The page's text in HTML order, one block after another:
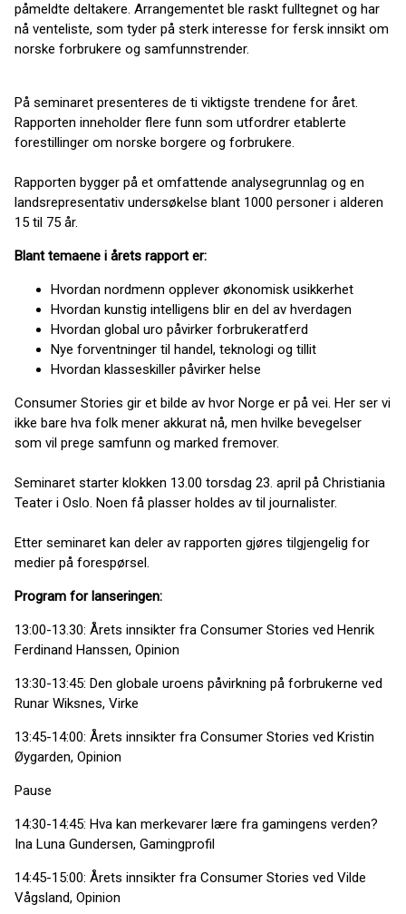
påmeldte deltakere. Arrangementet ble raskt fulltegnet og har
nå venteliste, som tyder på sterk interesse for fersk innsikt om
norske forbrukere og samfunnstrender.
På seminaret presenteres de ti viktigste trendene for året.
Rapporten inneholder flere funn som utfordrer etablerte
forestillinger om norske borgere og forbrukere.
Rapporten bygger på et omfattende analysegrunnlag og en
landsrepresentativ undersøkelse blant 1000 personer i alderen
15 til 75 år.
Blant temaene i årets rapport er:
Hvordan nordmenn opplever økonomisk usikkerhet
Hvordan kunstig intelligens blir en del av hverdagen
Hvordan global uro påvirker forbrukeratferd
Nye forventninger til handel, teknologi og tillit
Hvordan klasseskiller påvirker helse
Consumer Stories gir et bilde av hvor Norge er på vei. Her ser vi
ikke bare hva folk mener akkurat nå, men hvilke bevegelser
som vil prege samfunn og marked fremover.
Seminaret starter klokken 13.00 torsdag 23. april på Christiania
Teater i Oslo. Noen få plasser holdes av til journalister.
Etter seminaret kan deler av rapporten gjøres tilgjengelig for
medier på forespørsel.
Program for lanseringen:
13:00-13.30: Årets innsikter fra Consumer Stories ved Henrik
Ferdinand Hanssen, Opinion
13:30-13:45: Den globale uroens påvirkning på forbrukerne ved
Runar Wiksnes, Virke
13:45-14:00: Årets innsikter fra Consumer Stories ved Kristin
Øygarden, Opinion
Pause
14:30-14:45: Hva kan merkevarer lære fra gamingens verden?
Ina Luna Gundersen, Gamingprofil
14:45-15:00: Årets innsikter fra Consumer Stories ved Vilde
Vågsland, Opinion